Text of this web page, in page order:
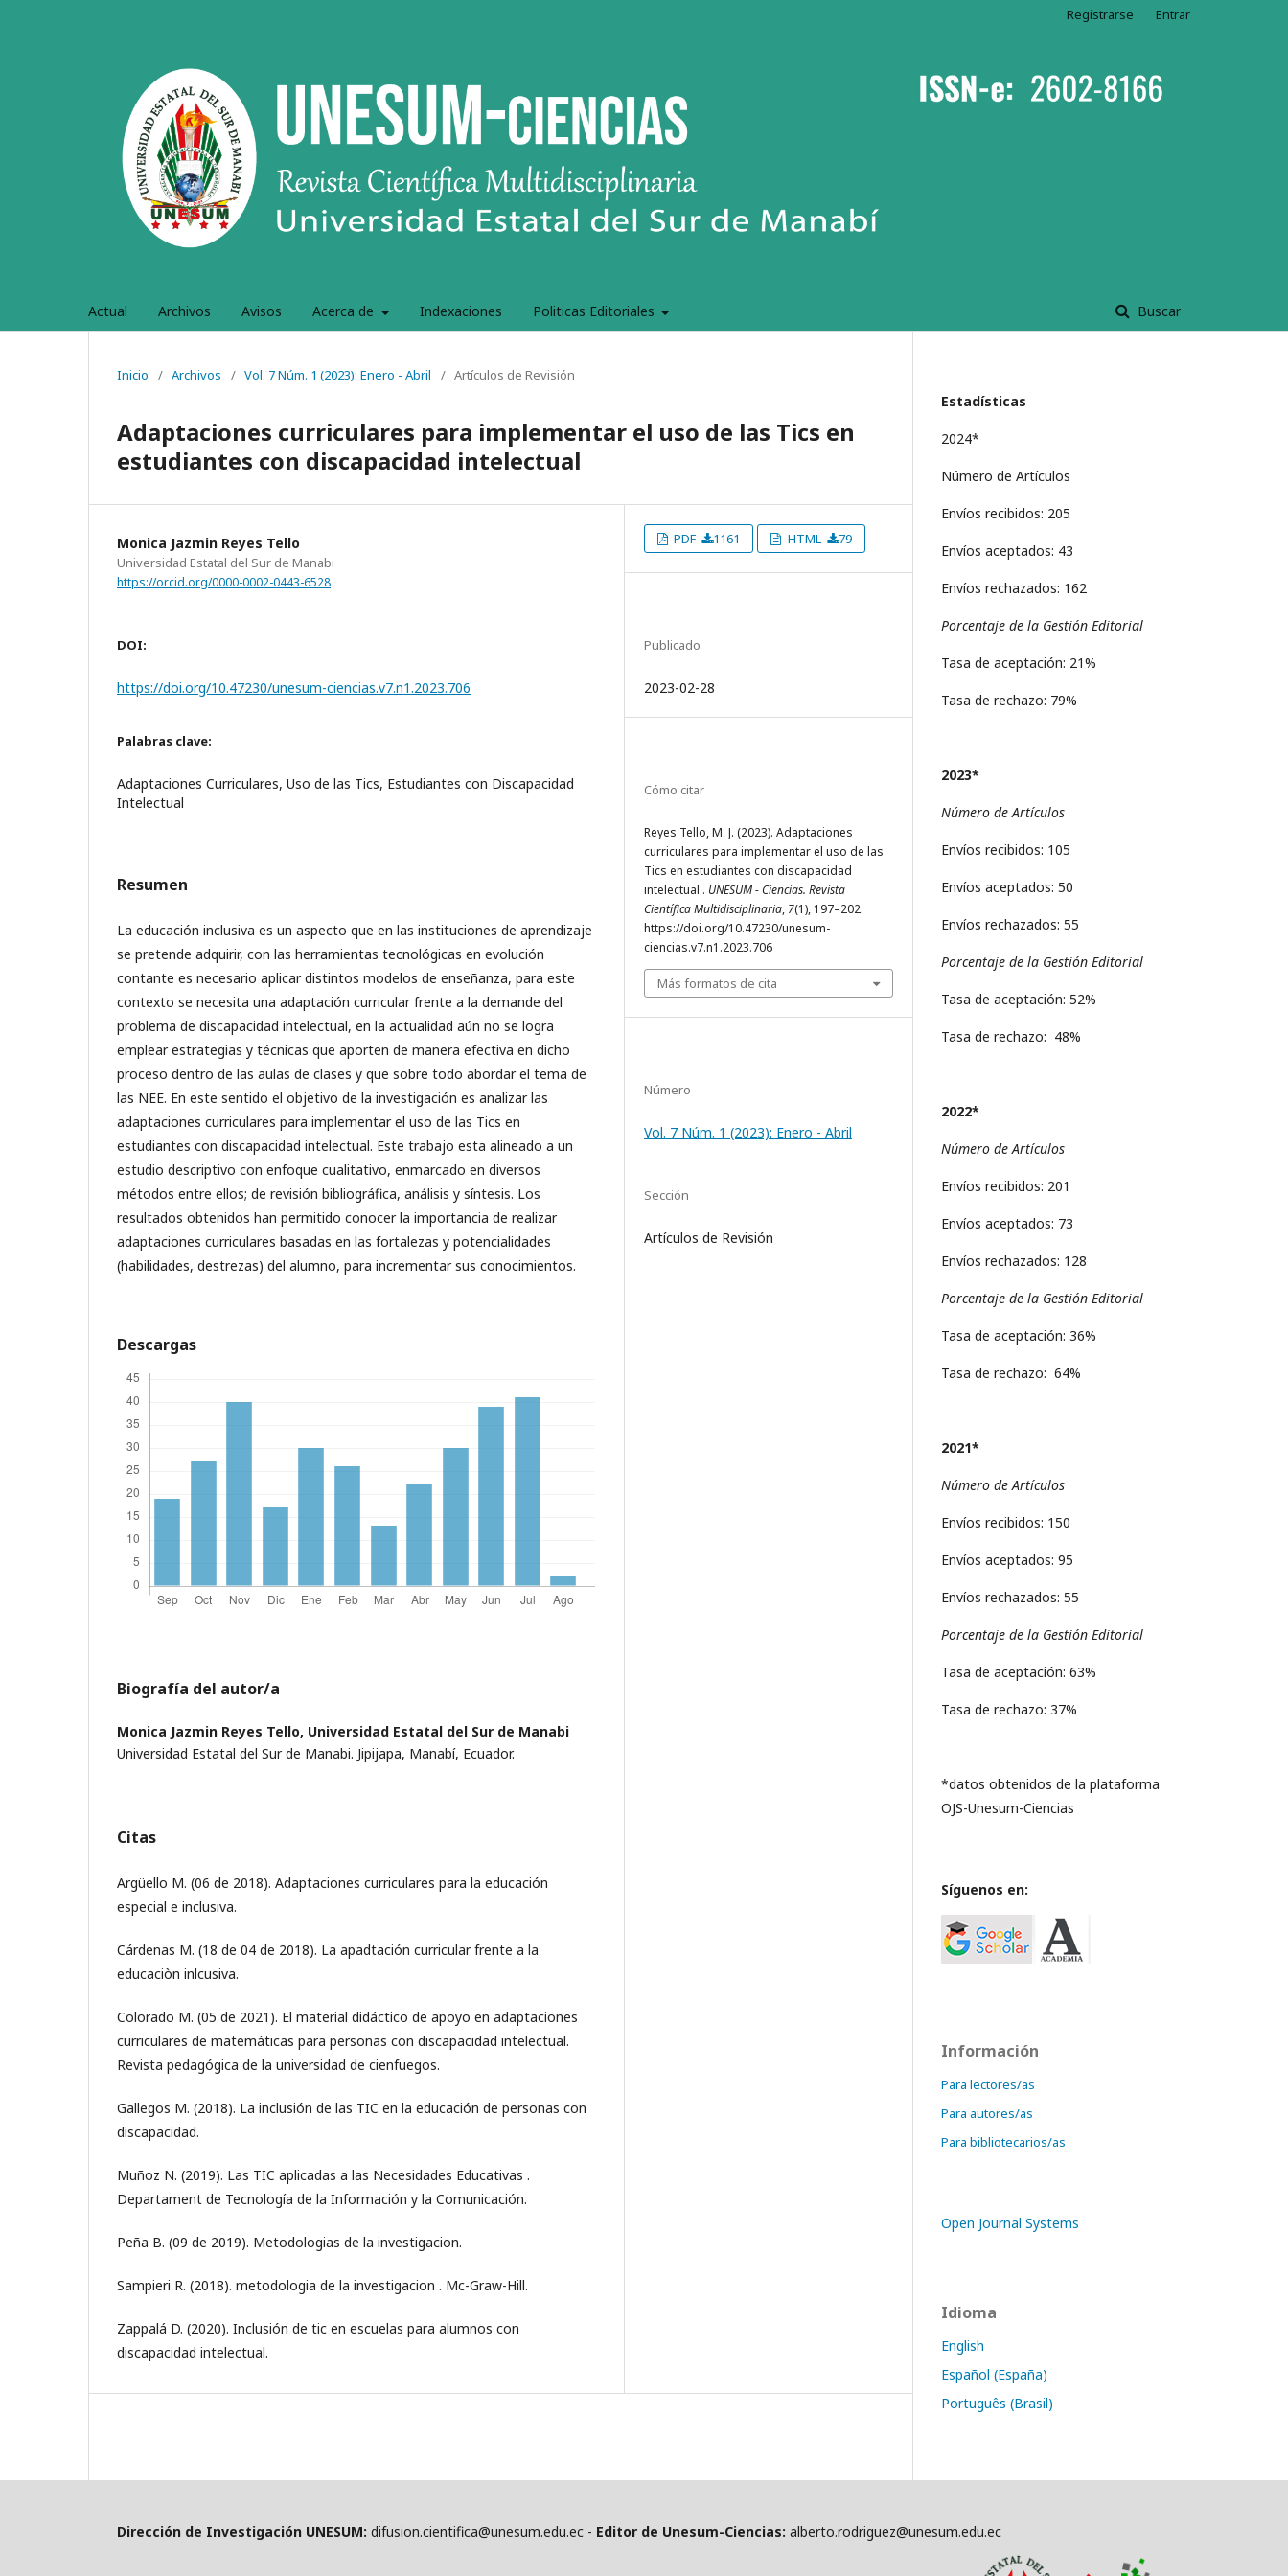
Actual Archivos Avisos Acerca de Indexaciones Politicas Editoriales Buscar
Registrarse Entrar
Inicio / Archivos / Vol. 7 Núm. 1 (2023): Enero - Abril / Artículos de Revisión
Adaptaciones curriculares para implementar el uso de las Tics en
estudiantes con discapacidad intelectual
Monica Jazmin Reyes Tello
Universidad Estatal del Sur de Manabi
https://orcid.org/0000-0002-0443-6528
DOI:
https://doi.org/10.47230/unesum-ciencias.v7.n1.2023.706
Palabras clave:
Adaptaciones Curriculares, Uso de las Tics, Estudiantes con Discapacidad
Intelectual
Resumen
La educación inclusiva es un aspecto que en las instituciones de aprendizaje
se pretende adquirir, con las herramientas tecnológicas en evolución
contante es necesario aplicar distintos modelos de enseñanza, para este
contexto se necesita una adaptación curricular frente a la demande del
problema de discapacidad intelectual, en la actualidad aún no se logra
emplear estrategias y técnicas que aporten de manera efectiva en dicho
proceso dentro de las aulas de clases y que sobre todo abordar el tema de
las NEE. En este sentido el objetivo de la investigación es analizar las
adaptaciones curriculares para implementar el uso de las Tics en
estudiantes con discapacidad intelectual. Este trabajo esta alineado a un
estudio descriptivo con enfoque cualitativo, enmarcado en diversos
métodos entre ellos; de revisión bibliográfica, análisis y síntesis. Los
resultados obtenidos han permitido conocer la importancia de realizar
adaptaciones curriculares basadas en las fortalezas y potencialidades
(habilidades, destrezas) del alumno, para incrementar sus conocimientos.
Descargas
Biografía del autor/a
Monica Jazmin Reyes Tello, Universidad Estatal del Sur de Manabi
Universidad Estatal del Sur de Manabi. Jipijapa, Manabí, Ecuador.
Citas
Argüello M. (06 de 2018). Adaptaciones curriculares para la educación
especial e inclusiva.
Cárdenas M. (18 de 04 de 2018). La apadtación curricular frente a la
educaciòn inlcusiva.
Colorado M. (05 de 2021). El material didáctico de apoyo en adaptaciones
curriculares de matemáticas para personas con discapacidad intelectual.
Revista pedagógica de la universidad de cienfuegos.
Gallegos M. (2018). La inclusión de las TIC en la educación de personas con
discapacidad.
Muñoz N. (2019). Las TIC aplicadas a las Necesidades Educativas .
Departament de Tecnología de la Información y la Comunicación.
Peña B. (09 de 2019). Metodologias de la investigacion.
Sampieri R. (2018). metodologia de la investigacion . Mc-Graw-Hill.
Zappalá D. (2020). Inclusión de tic en escuelas para alumnos con
discapacidad intelectual.
PDF 1161 HTML 79
Publicado
2023-02-28
Cómo citar
Reyes Tello, M. J. (2023). Adaptaciones
curriculares para implementar el uso de las
Tics en estudiantes con discapacidad
intelectual . UNESUM - Ciencias. Revista
Científica Multidisciplinaria, 7(1), 197–202.
https://doi.org/10.47230/unesum-
ciencias.v7.n1.2023.706
Más formatos de cita
Número
Vol. 7 Núm. 1 (2023): Enero - Abril
Sección
Artículos de Revisión
Estadísticas
2024*
Número de Artículos
Envíos recibidos: 205
Envíos aceptados: 43
Envíos rechazados: 162
Porcentaje de la Gestión Editorial
Tasa de aceptación: 21%
Tasa de rechazo: 79%
2023*
Número de Artículos
Envíos recibidos: 105
Envíos aceptados: 50
Envíos rechazados: 55
Porcentaje de la Gestión Editorial
Tasa de aceptación: 52%
Tasa de rechazo: 48%
2022*
Número de Artículos
Envíos recibidos: 201
Envíos aceptados: 73
Envíos rechazados: 128
Porcentaje de la Gestión Editorial
Tasa de aceptación: 36%
Tasa de rechazo: 64%
2021*
Número de Artículos
Envíos recibidos: 150
Envíos aceptados: 95
Envíos rechazados: 55
Porcentaje de la Gestión Editorial
Tasa de aceptación: 63%
Tasa de rechazo: 37%
*datos obtenidos de la plataforma
OJS-Unesum-Ciencias
Síguenos en:
Información
Para lectores/as
Para autores/as
Para bibliotecarios/as
Open Journal Systems
Idioma
English
Español (España)
Português (Brasil)
Dirección de Investigación UNESUM: difusion.cientifica@unesum.edu.ec - Editor de Unesum-Ciencias: alberto.rodriguez@unesum.edu.ec